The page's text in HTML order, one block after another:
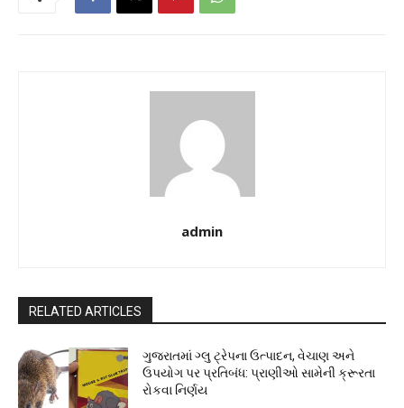
admin
RELATED ARTICLES
ગુજરાતમાં ગ્લુ ટ્રેપના ઉત્પાદન, વેચાણ અને
ઉપયોગ પર પ્રતિબંધ: પ્રાણીઓ સામેની ક્રૂરતા
રોકવા નિર્ણય